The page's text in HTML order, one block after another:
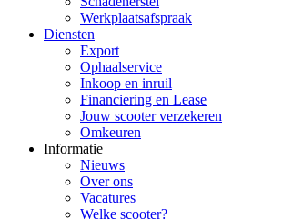
Werkplaatsafspraak
Diensten
Export
Ophaalservice
Inkoop en inruil
Financiering en Lease
Jouw scooter verzekeren
Omkeuren
Informatie
Nieuws
Over ons
Vacatures
Welke scooter?